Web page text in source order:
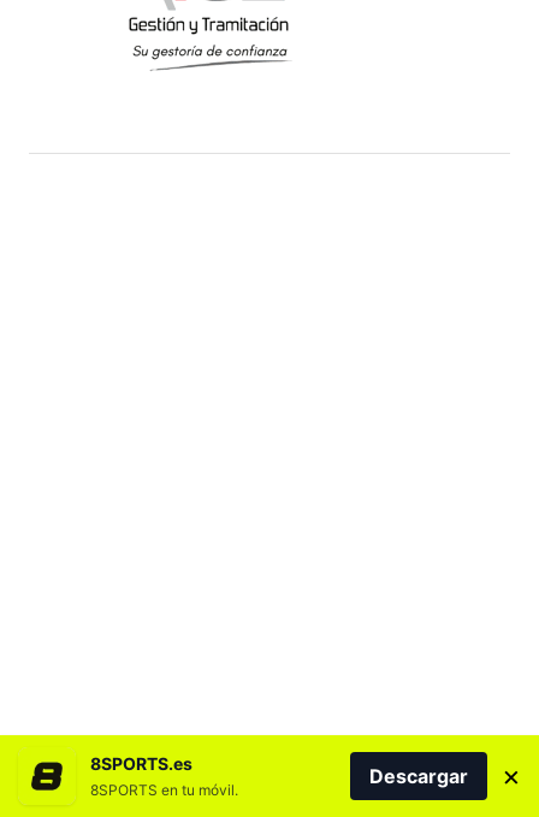
8SPORTS.es
8SPORTS en tu móvil.
Descargar ×